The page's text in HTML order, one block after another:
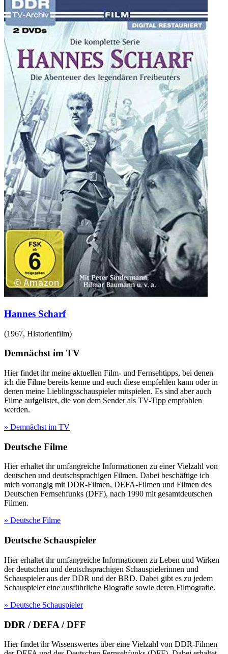
Hannes Scharf
(1967, Historienfilm)
Demnächst im TV
Hier findet ihr meine aktuellen Film- und Fernsehtipps, bei denen
ich die Filme bereits kenne und euch diese empfehlen kann oder in
denen meine Lieblingsschauspieler mitspielen. Es sind aber auch
Filme aufgelistet, die von dem Sender als TV-Tipp empfohlen
werden.
» Demnächst im TV
Deutsche Filme
Hier erhaltet ihr umfangreiche Informationen zu einer Vielzahl von
deutschen und deutschsprachigen Filmen. Dabei beschäftige ich
mich vorrangig mit DDR-Filmen, DEFA-Filmen und Filmen des
Deutschen Fernsehfunks (DFF), nach 1990 mit gesamtdeutschen
Filmen.
» Deutsche Filme
Deutsche Schauspieler
Hier erhaltet ihr umfangreiche Informationen zu Leben und Wirken
der deutschen und deutschsprachigen Schauspielerinnen und
Schauspieler aus der DDR und der BRD. Dabei gibt es zu jedem
Schauspieler eine ausführliche Biografie sowie deren Filmografie.
» Deutsche Schauspieler
DDR / DEFA / DFF
Hier findet ihr Wissenswertes über eine Vielzahl von DDR-Filmen